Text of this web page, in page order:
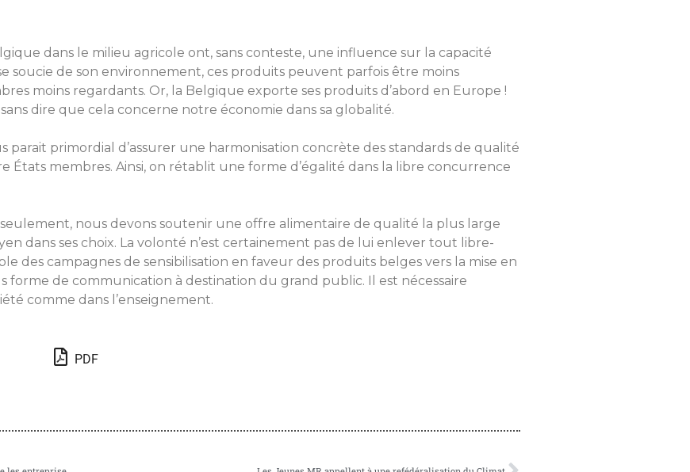
dans le milieu agricole ont, sans conteste, une influence sur la capacité
soucie de son environnement, ces produits peuvent parfois être moins
moins regardants. Or, la Belgique exporte ses produits d’abord en Europe !
dire que cela concerne notre économie dans sa globalité.
parait primordial d’assurer une harmonisation concrète des standards de qualité
États membres. Ainsi, on rétablit une forme d’égalité dans la libre concurrence
nous devons soutenir une offre alimentaire de qualité la plus large
dans ses choix. La volonté n’est certainement pas de lui enlever tout libre-
des campagnes de sensibilisation en faveur des produits belges vers la mise en
de communication à destination du grand public. Il est nécessaire
comme dans l’enseignement.
PDF